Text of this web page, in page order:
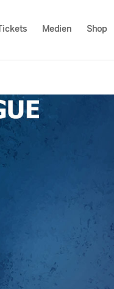
Tickets Medien Shop